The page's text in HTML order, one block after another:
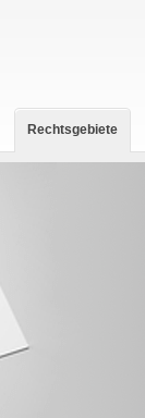
Rechtsgebiete